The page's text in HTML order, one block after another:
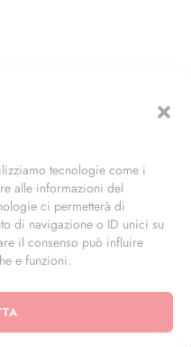
tecnologie come i
alle informazioni del
ci permetterà di
di navigazione o ID unici su
il consenso può influire
e funzioni.
Naviglio (MI)